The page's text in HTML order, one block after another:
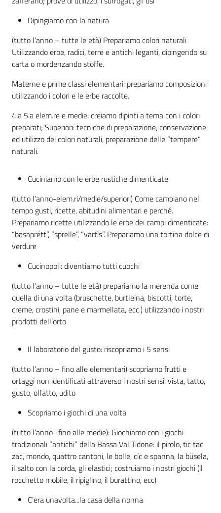
Dipingiamo con la natura
(tutto l’anno – tutte le età) Prepariamo colori naturali
Utilizzando erbe, radici, terre e antichi leganti, dipingendo su
carta o mordenzando stoffe.
Materne e prime classi elementari: prepariamo composizioni
utilizzando i colori e le erbe raccolte.
4.a 5.a elem.re e medie: creiamo dipinti a tema con i colori
preparati; Superiori: tecniche di preparazione, conservazione
ed utilizzo dei colori naturali, preparazione delle “tempere”
naturali.
Cuciniamo con le erbe rustiche dimenticate
(tutto l’anno-elem.ri/medie/superiori) Come cambiano nel
tempo gusti, ricette, abitudini alimentari e perché.
Prepariamo ricette utilizzando le erbe dei campi dimenticate:
“basaprétt”, “sprelle”, “vartìs”. Prepariamo una tortina dolce di
verdure
Cucinopoli: diventiamo tutti cuochi
(tutto l’anno – tutte le età) prepariamo la merenda come
quella di una volta (bruschette, burtleina, biscotti, torte,
creme, crostini, pane e marmellata, ecc.) utilizzando i nostri
prodotti dell’orto
Il laboratorio del gusto: riscopriamo i 5 sensi
(tutto l’anno – fino alle elementari) scopriamo frutti e
ortaggi non identificati attraverso i nostri sensi: vista, tatto,
gusto, olfatto, udito
Scopriamo i giochi di una volta
(tutto l’anno- fino alle medie): Giochiamo con i giochi
tradizionali “antichi” della Bassa Val Tidone: il pirolo, tic tac
zac, mondo, quattro cantoni, le bolle, cíc e spanna, la büsela,
il salto con la corda, gli elastici; costruiamo i nostri giochi (il
rocchetto mobile, il ripiglino, il burattino, ecc)
C’era unavolta...la casa della nonna